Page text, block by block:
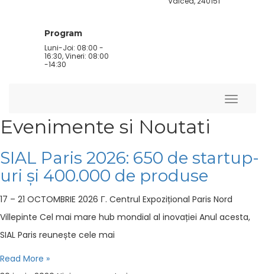
Program
Luni-Joi: 08:00 -
16:30, Vineri: 08:00
-14:30
Toggle
Evenimente si Noutati
SIAL Paris 2026: 650 de startup-
uri și 400.000 de produse
17 – 21 OCTOMBRIE 2026 Г. Centrul Expozițional Paris Nord
Villepinte Cel mai mare hub mondial al inovației Anul acesta,
SIAL Paris reunește cele mai
Read More »